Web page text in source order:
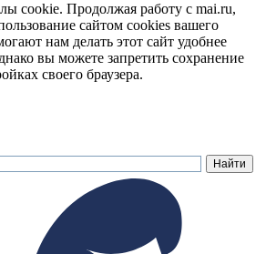
cookie. Продолжая работу с mai.ru,
сайтом cookies вашего
нам делать этот сайт удобнее
вы можете запретить сохранение
своего браузера.